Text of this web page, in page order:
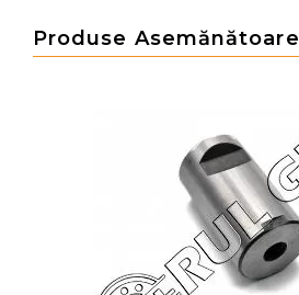
Produse Asemănătoare